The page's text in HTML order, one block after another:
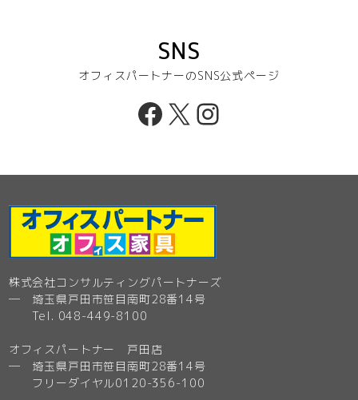
SNS
オフィスパートナーのSNS公式ページ
Facebook
X Instagram
株式会社コンサルティングパートナーズ
─ 埼玉県戸田市笹目南町28番14号
Tel. 048-449-8100
オフィスパートナー 戸田店
─ 埼玉県戸田市笹目南町28番14号
フリーダイヤル0120-356-100